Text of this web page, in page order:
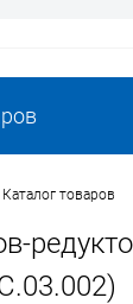
Каталог товаров